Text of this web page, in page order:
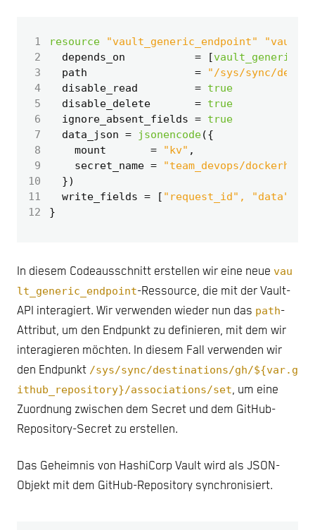
1 resource
"vault_generic_endpoint"
2
  depends_on
= [
3
  path
=
"/sys/sync/
4
  disable_read
= true
5
  disable_delete
= true
6
  ignore_absent_fields
= true
7
  data_json
= jsonencode(
8
    mount
= "kv" ,
9
    secret_name
=
"team_devops/dockerhub"
10
  }
)
11
  write_fields
= [ "request_id", "data"
12
In diesem Codeausschnitt erstellen wir eine neue vau
lt_generic_endpoint-Ressource, die mit der Vault-
API interagiert. Wir verwenden wieder nun das path-
Attribut, um den Endpunkt zu definieren, mit dem wir
interagieren möchten. In diesem Fall verwenden wir
den Endpunkt /sys/sync/destinations/gh/${var.g
ithub_repository}/associations/set, um eine
Zuordnung zwischen dem Secret und dem GitHub-
Repository-Secret zu erstellen.
Das Geheimnis von HashiCorp Vault wird als JSON-
Objekt mit dem GitHub-Repository synchronisiert.